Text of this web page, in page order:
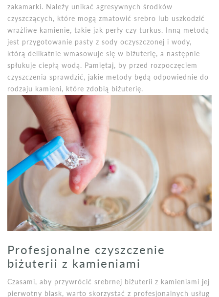
zakamarki. Należy unikać agresywnych środków
czyszczących, które mogą zmatowić srebro lub uszkodzić
wrażliwe kamienie, takie jak perły czy turkus. Inną metodą
jest przygotowanie pasty z sody oczyszczonej i wody,
którą delikatnie wmasowuje się w biżuterię, a następnie
spłukuje ciepłą wodą. Pamiętaj, by przed rozpoczęciem
czyszczenia sprawdzić, jakie metody będą odpowiednie do
rodzaju kamieni, które zdobią biżuterię.
Profesjonalne czyszczenie
biżuterii z kamieniami
Czasami, aby przywrócić srebrnej biżuterii z kamieniami jej
pierwotny blask, warto skorzystać z profesjonalnych usług